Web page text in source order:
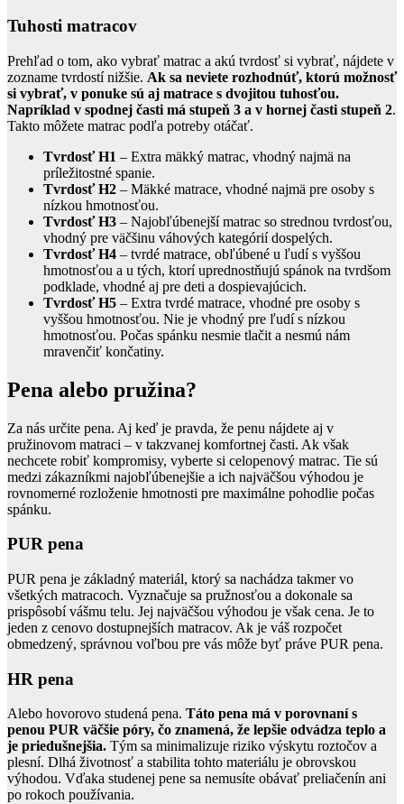
Tuhosti matracov
Prehľad o tom, ako vybrať matrac a akú tvrdosť si vybrať, nájdete v
zozname tvrdostí nižšie. Ak sa neviete rozhodnúť, ktorú možnosť
si vybrať, v ponuke sú aj matrace s dvojitou tuhosťou.
Napríklad v spodnej časti má stupeň 3 a v hornej časti stupeň 2.
Takto môžete matrac podľa potreby otáčať.
Tvrdosť H1 – Extra mäkký matrac, vhodný najmä na
príležitostné spanie.
Tvrdosť H2 – Mäkké matrace, vhodné najmä pre osoby s
nízkou hmotnosťou.
Tvrdosť H3 – Najobľúbenejší matrac so strednou tvrdosťou,
vhodný pre väčšinu váhových kategórií dospelých.
Tvrdosť H4 – tvrdé matrace, obľúbené u ľudí s vyššou
hmotnosťou a u tých, ktorí uprednostňujú spánok na tvrdšom
podklade, vhodné aj pre deti a dospievajúcich.
Tvrdosť H5 – Extra tvrdé matrace, vhodné pre osoby s
vyššou hmotnosťou. Nie je vhodný pre ľudí s nízkou
hmotnosťou. Počas spánku nesmie tlačit a nesmú nám
mravenčiť končatiny.
Pena alebo pružina?
Za nás určite pena. Aj keď je pravda, že penu nájdete aj v
pružinovom matraci – v takzvanej komfortnej časti. Ak však
nechcete robiť kompromisy, vyberte si celopenový matrac. Tie sú
medzi zákazníkmi najobľúbenejšie a ich najväčšou výhodou je
rovnomerné rozloženie hmotnosti pre maximálne pohodlie počas
spánku.
PUR pena
PUR pena je základný materiál, ktorý sa nachádza takmer vo
všetkých matracoch. Vyznačuje sa pružnosťou a dokonale sa
prispôsobí vášmu telu. Jej najväčšou výhodou je však cena. Je to
jeden z cenovo dostupnejších matracov. Ak je váš rozpočet
obmedzený, správnou voľbou pre vás môže byť práve PUR pena.
HR pena
Alebo hovorovo studená pena. Táto pena má v porovnaní s
penou PUR väčšie póry, čo znamená, že lepšie odvádza teplo a
je priedušnejšia. Tým sa minimalizuje riziko výskytu roztočov a
plesní. Dlhá životnosť a stabilita tohto materiálu je obrovskou
výhodou. Vďaka studenej pene sa nemusíte obávať preliačenín ani
po rokoch používania.